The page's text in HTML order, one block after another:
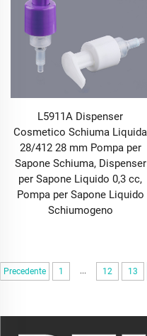
L5911A Dispenser
Cosmetico Schiuma Liquida
28/412 28 mm Pompa per
Sapone Schiuma, Dispenser
per Sapone Liquido 0,3 cc,
Pompa per Sapone Liquido
Schiumogeno
Precedente 1 ... 12 13